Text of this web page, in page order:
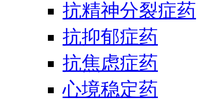
抗精神分裂症药
抗抑郁症药
抗焦虑症药
心境稳定药